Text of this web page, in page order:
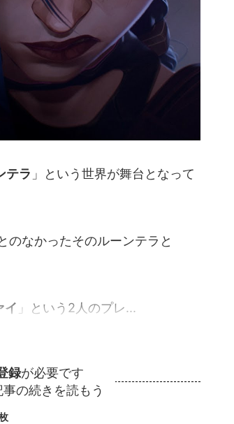
テラ 」という世界が舞台となって
のなかったそのルーンテラと
イ 」という2人のプレ...
録が必要です
の続きを読もう